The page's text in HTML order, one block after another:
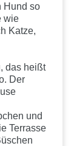
Hund so
wie
Katze,
das heißt
Der
und
Terrasse